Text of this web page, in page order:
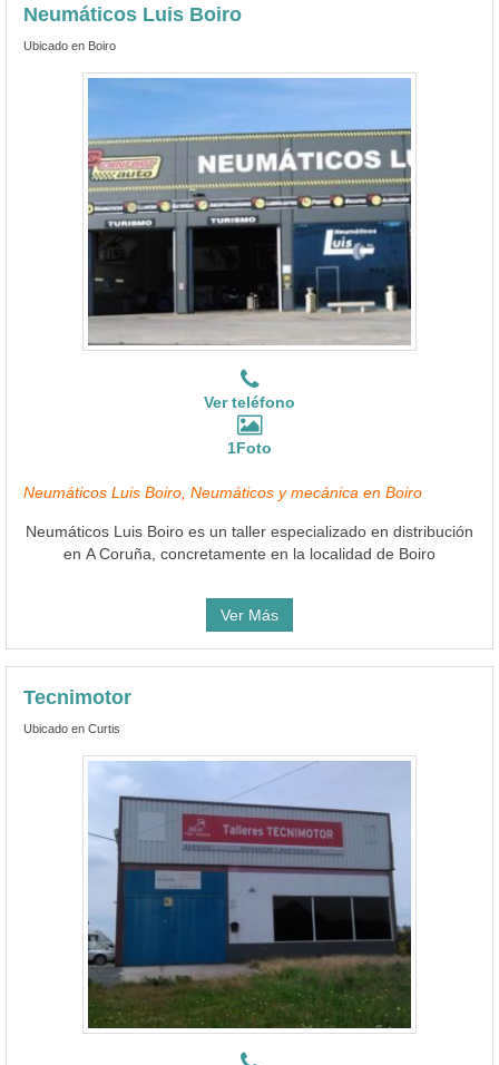
Neumáticos Luis Boiro
Ubicado en Boiro
Ver teléfono
1Foto
Neumáticos Luis Boiro, Neumáticos y mecánica en Boiro
Neumáticos Luis Boiro es un taller especializado en distribución
en A Coruña, concretamente en la localidad de Boiro
Ver Más
Tecnimotor
Ubicado en Curtis